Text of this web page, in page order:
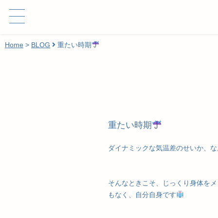
Home > BLOG 重たい時期
重たい時期
ダイナミックな気温差のせいか、
そんなときこそ、じっくり身体を
もなく、自分自身です